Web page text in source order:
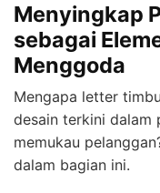
Menyingkap
sebagai
Menggoda
Mengapa letter
desain terkini dalam
memukau
dalam bagian ini.